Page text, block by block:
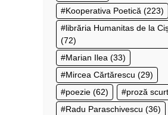
Kooperativa Poetică (223)
librăria Humanitas de la
(72)
Marian Ilea (33)
Mircea Cărtărescu (29)
poezie (62) proză
Radu Paraschivescu (36)